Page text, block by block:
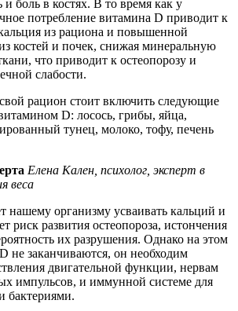
боль в костях. В то время как у
потребление витамина D приводит к
из рациона и повышенной
костей и почек, снижая минеральную
что приводит к остеопорозу и
слабости.
рацион стоит включить следующие
D: лосось, грибы, яйца,
тунец, молоко, тофу, печень
Елена Кален, психолог, эксперт в
веса
нашему организму усваивать кальций и
риск развития остеопороза, истончения
их разрушения. Однако на этом
не заканчиваются, он необходим
двигательной функции, нервам
импульсов, и иммунной системе для
бактериями.